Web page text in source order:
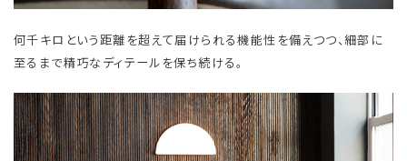
何千キロという距離を超えて届けられる機能性を備えつつ、細部に
至るまで精巧なディテールを保ち続ける。